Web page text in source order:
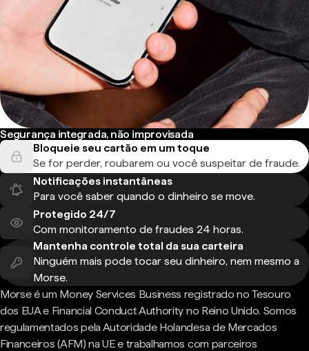
Segurança integrada, não improvisada
Bloqueie seu cartão em um toque
Se for perder, roubarem ou você suspeitar de fraude.
Notificações instantâneas
Para você saber quando o dinheiro se move.
Protegido 24/7
Com monitoramento de fraudes 24 horas.
Mantenha controle total da sua carteira
Ninguém mais pode tocar seu dinheiro, nem mesmo a
Morse.
Morse é um Money Services Business registrado no Tesouro
dos EUA e Financial Conduct Authority no Reino Unido. Somos
regulamentados pela Autoridade Holandesa de Mercados
Financeiros (AFM) na UE e trabalhamos com parceiros